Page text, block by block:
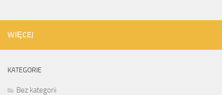
WIĘCEJ
KATEGORIE
Bez kategorii